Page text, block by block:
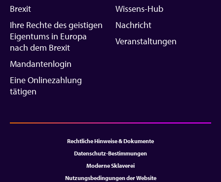
Brexit
Ihre Rechte des geistigen
Eigentums in Europa
nach dem Brexit
Mandantenlogin
Eine Onlinezahlung
tätigen
Wissens-Hub
Nachricht
Veranstaltungen
Rechtliche Hinweise & Dokumente
Datenschutz-Bestimmungen
Moderne Sklaverei
Nutzungsbedingungen der Website